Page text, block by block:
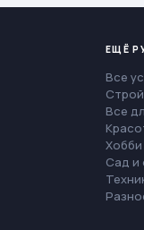
ЕЩЁ
Все
Все
Сад и